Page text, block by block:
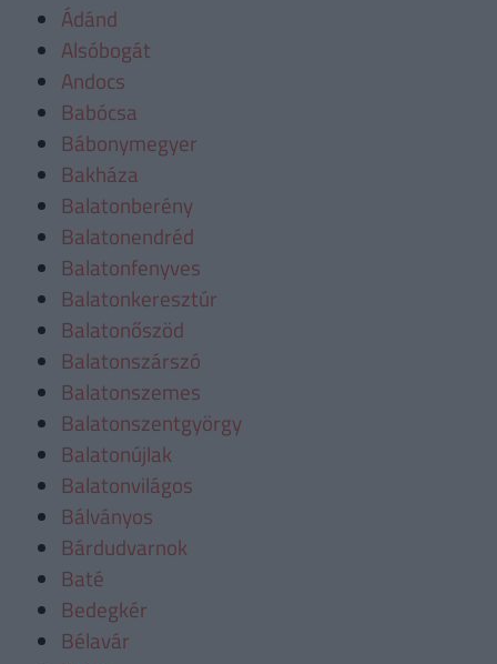
Ádánd
Alsóbogát
Andocs
Babócsa
Bábonymegyer
Bakháza
Balatonberény
Balatonendréd
Balatonfenyves
Balatonkeresztúr
Balatonőszöd
Balatonszárszó
Balatonszemes
Balatonszentgyörgy
Balatonújlak
Balatonvilágos
Bálványos
Bárdudvarnok
Baté
Bedegkér
Bélavár